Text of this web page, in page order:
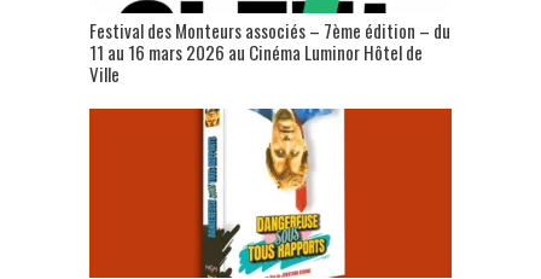
Festival des Monteurs associés – 7ème édition – du
11 au 16 mars 2026 au Cinéma Luminor Hôtel de
Ville